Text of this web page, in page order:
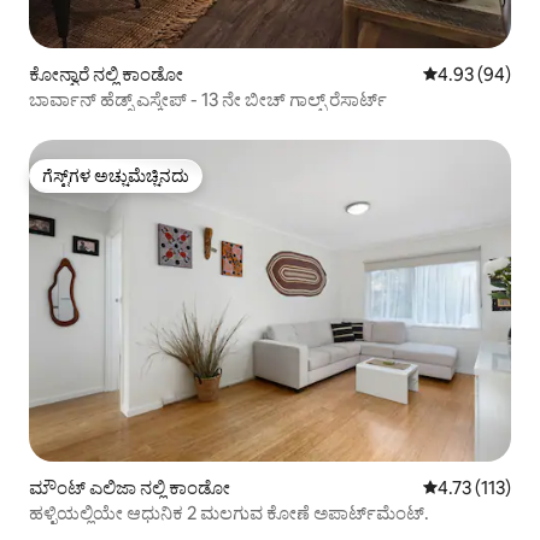
ಕೋನ್ವಾರೆ ನಲ್ಲಿ ಕಾಂಡೋ 5 ರಲ್ಲಿ 4.93
4.93 (94)
ಬಾರ್ವಾನ್ ಹೆಡ್ಸ್ ಎಸ್ಕೇಪ್ - 13 ನೇ ಬೀಚ್ ಗಾಲ್ಫ್ ರೆಸಾರ್ಟ್
ಗೆಸ್ಟ್‌ಗಳ ಅಚ್ಚುಮೆಚ್ಚಿನದು
ಗೆಸ್ಟ್‌ಗಳ ಅಚ್ಚುಮೆಚ್ಚಿನದು
ಮೌಂಟ್ ಎಲಿಜಾ ನಲ್ಲಿ ಕಾಂಡೋ 5 ರಲ್ಲಿ 4.73
4.73 (113)
ಹಳ್ಳಿಯಲ್ಲಿಯೇ ಆಧುನಿಕ 2 ಮಲಗುವ ಕೋಣೆ ಅಪಾರ್ಟ್‌ಮೆಂಟ್.